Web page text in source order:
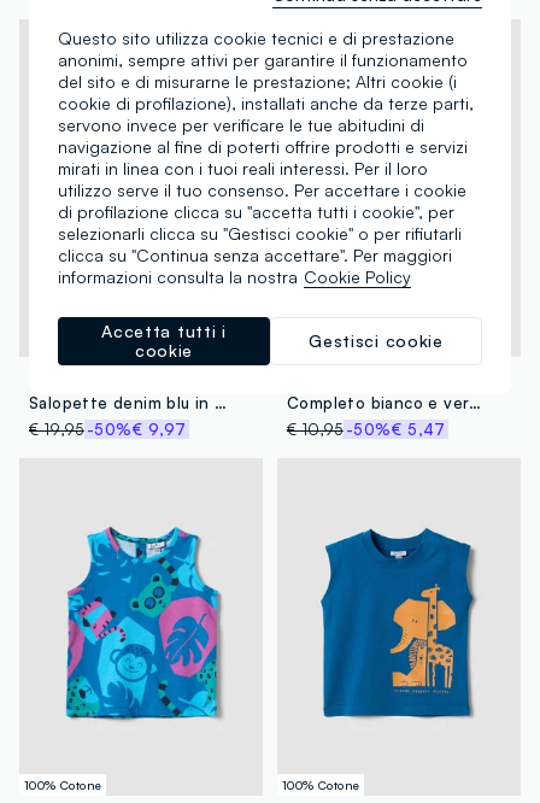
Salopette denim blu in misto cotone regular fit da bimbo con ricamo
€ 19,95-50%€ 9,97
100% Cotone
Completo bianco e verde in puro cotone per bimbo regular fit
€ 10,95 -50%€ 5,47
100% Cotone 100% Cotone
Questo sito utilizza cookie tecnici e di prestazione
anonimi, sempre attivi per garantire il funzionamento
del sito e di misurarne le prestazione; Altri cookie (i
cookie di profilazione), installati anche da terze parti,
servono invece per verificare le tue abitudini di
navigazione al fine di poterti offrire prodotti e servizi
mirati in linea con i tuoi reali interessi. Per il loro
utilizzo serve il tuo consenso. Per accettare i cookie
di profilazione clicca su "accetta tutti i cookie", per
selezionarli clicca su "Gestisci cookie" o per rifiutarli
clicca su "Continua senza accettare". Per maggiori
informazioni consulta la nostra Cookie Policy
Gestisci cookie
Accetta tutti i
cookie